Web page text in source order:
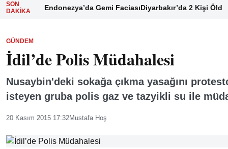
SON
DAKIKA
Endonezya’da Gemi FaciasıDiyarbakır’da 2 Kişi Öldü
GÜNDEM
İdil’de Polis Müdahalesi
Nusaybin'deki sokağa çıkma yasağını
isteyen gruba polis gaz ve tazyikli su ile
20 Kasım 2015 17:32Mustafa Hoş